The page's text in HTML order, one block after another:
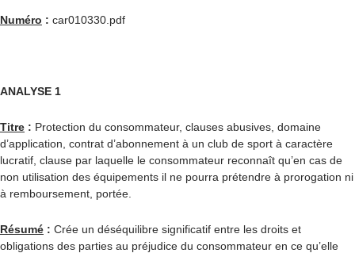
Numéro : car010330.pdf
ANALYSE 1
Titre : Protection du consommateur, clauses abusives, domaine
d’application, contrat d’abonnement à un club de sport à caractère
lucratif, clause par laquelle le consommateur reconnaît qu’en cas de
non utilisation des équipements il ne pourra prétendre à prorogation ni
à remboursement, portée.
Résumé : Crée un déséquilibre significatif entre les droits et
obligations des parties au préjudice du consommateur en ce qu’elle